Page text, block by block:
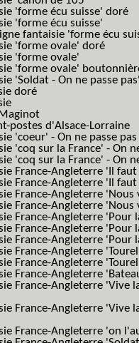
'forme écu suisse' doré
'forme écu suisse'
fantaisie 'forme écu
'forme ovale' doré
'forme ovale'
'forme ovale'
'Soldat - On ne passe
doré
postes d'Alsace-Lorraine
'coeur' - On ne passe pas
'coq sur la France' - On
'coq sur la France' - On
France-Angleterre 'Il
France-Angleterre 'Il
France-Angleterre
France-Angleterre
France-Angleterre 'Pour
France-Angleterre 'Pour
France-Angleterre 'Pour
France-Angleterre
France-Angleterre
France-Angleterre
France-Angleterre
France-Angleterre
France-Angleterre 'on